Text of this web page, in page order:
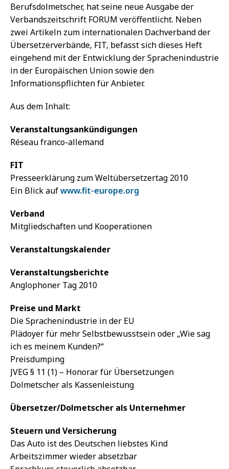
Berufsdolmetscher, hat seine neue Ausgabe der
Verbandszeitschrift FORUM veröffentlicht. Neben
zwei Artikeln zum internationalen Dachverband der
Übersetzerverbände, FIT, befasst sich dieses Heft
eingehend mit der Entwicklung der Sprachenindustrie
in der Europäischen Union sowie den
Informationspflichten für Anbieter.
Aus dem Inhalt:
Veranstaltungsankündigungen
Réseau franco-allemand
FIT
Presseerklärung zum Weltübersetzertag 2010
Ein Blick aufwww.fit-europe.org
Verband
Mitgliedschaften und Kooperationen
Veranstaltungskalender
Veranstaltungsberichte
Anglophoner Tag 2010
Preise und Markt
Die Sprachenindustrie in der EU
Plädoyer für mehr Selbstbewusstsein oder „Wie sag
ich es meinem Kunden?“
Preisdumping
JVEG § 11 (1) – Honorar für Übersetzungen
Dolmetscher als Kassenleistung
Übersetzer/Dolmetscher als Unternehmer
Steuern und Versicherung
Das Auto ist des Deutschen liebstes Kind
Arbeitszimmer wieder absetzbar